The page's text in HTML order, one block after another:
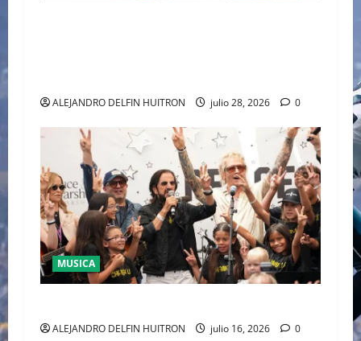
ALEJANDRO DELFIN HUITRON julio 28, 2026 0
MUSICA
ALEJANDRO DELFIN HUITRON julio 16, 2026 0